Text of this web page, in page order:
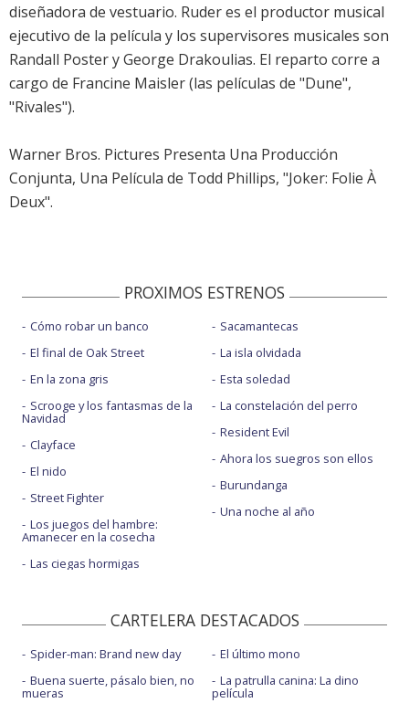
diseñadora de vestuario. Ruder es el productor musical
ejecutivo de la película y los supervisores musicales son
Randall Poster y George Drakoulias. El reparto corre a
cargo de Francine Maisler (las películas de "Dune",
"Rivales").
Warner Bros. Pictures Presenta Una Producción
Conjunta, Una Película de Todd Phillips, "Joker: Folie À
Deux".
PROXIMOS ESTRENOS
Cómo robar un banco
El final de Oak Street
En la zona gris
Scrooge y los fantasmas de la
Navidad
Clayface
El nido
Street Fighter
Los juegos del hambre:
Amanecer en la cosecha
Las ciegas hormigas
Sacamantecas
La isla olvidada
Esta soledad
La constelación del perro
Resident Evil
Ahora los suegros son ellos
Burundanga
Una noche al año
CARTELERA DESTACADOS
Spider-man: Brand new day
Buena suerte, pásalo bien, no
mueras
El último mono
La patrulla canina: La dino
película